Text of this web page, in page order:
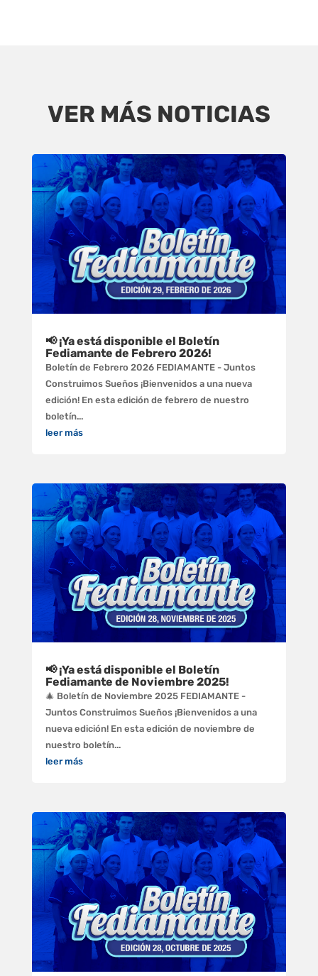
VER MÁS NOTICIAS
📢 ¡Ya está disponible el Boletín
Fediamante de Febrero 2026!
Boletín de Febrero 2026 FEDIAMANTE - Juntos
Construimos Sueños ¡Bienvenidos a una nueva
edición! En esta edición de febrero de nuestro
boletín...
leer más
📢 ¡Ya está disponible el Boletín
Fediamante de Noviembre 2025!
🎄 Boletín de Noviembre 2025 FEDIAMANTE -
Juntos Construimos Sueños ¡Bienvenidos a una
nueva edición! En esta edición de noviembre de
nuestro boletín...
leer más